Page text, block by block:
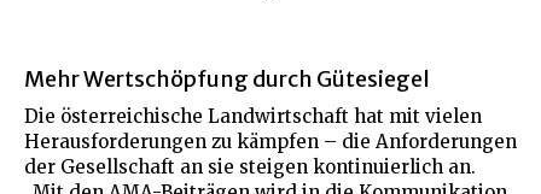
Mehr Wertschöpfung durch Gütesiegel
Die österreichische Landwirtschaft hat mit vielen
Herausforderungen zu kämpfen – die Anforderungen
der Gesellschaft an sie steigen kontinuierlich an.